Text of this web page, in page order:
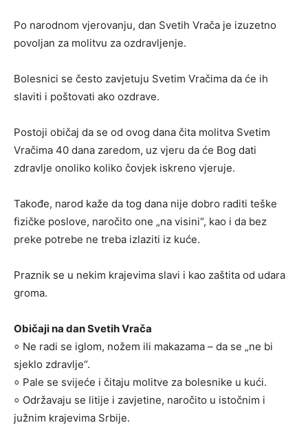
Po narodnom vjerovanju, dan Svetih Vrača je izuzetno
povoljan za molitvu za ozdravljenje.
Bolesnici se često zavjetuju Svetim Vračima da će ih
slaviti i poštovati ako ozdrave.
Postoji običaj da se od ovog dana čita molitva Svetim
Vračima 40 dana zaredom, uz vjeru da će Bog dati
zdravlje onoliko koliko čovjek iskreno vjeruje.
Takođe, narod kaže da tog dana nije dobro raditi teške
fizičke poslove, naročito one „na visini“, kao i da bez
preke potrebe ne treba izlaziti iz kuće.
Praznik se u nekim krajevima slavi i kao zaštita od udara
groma.
Običaji na dan Svetih Vrača
⸰ Ne radi se iglom, nožem ili makazama – da se „ne bi
sjeklo zdravlje“.
⸰ Pale se svijeće i čitaju molitve za bolesnike u kući.
⸰ Održavaju se litije i zavjetine, naročito u istočnim i
južnim krajevima Srbije.